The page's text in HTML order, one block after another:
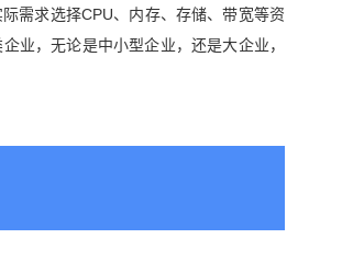
需求选择CPU、内存、存储、带宽等资
业，无论是中小型企业，还是大企业，